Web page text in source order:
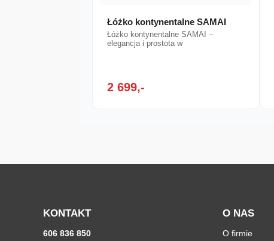
Łóżko kontynentalne SAMAI
Łóżko kontynentalne SAMAI –
elegancja i prostota w
2 699,-
KONTAKT
606 836 850
O NAS
O firmie